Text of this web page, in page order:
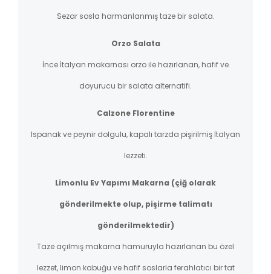
Sezar sosla harmanlanmış taze bir salata.
Orzo Salata
İnce İtalyan makarnası orzo ile hazırlanan, hafif ve
doyurucu bir salata alternatifi.
Calzone Florentine
Ispanak ve peynir dolgulu, kapalı tarzda pişirilmiş İtalyan
lezzeti.
Limonlu Ev Yapımı Makarna (çiğ olarak
gönderilmekte olup, pişirme talimatı
gönderilmektedir)
Taze açılmış makarna hamuruyla hazırlanan bu özel
lezzet, limon kabuğu ve hafif soslarla ferahlatıcı bir tat